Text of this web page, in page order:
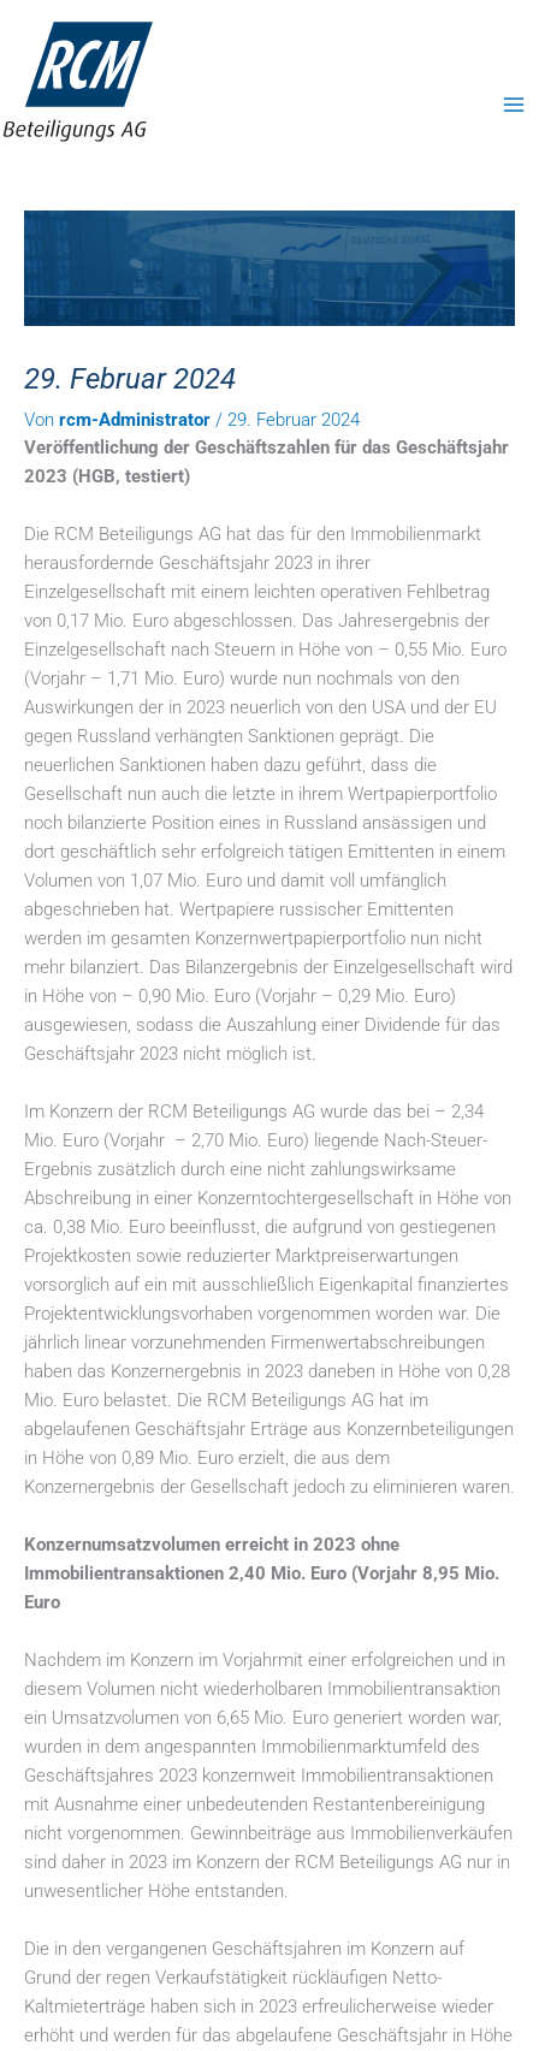
springen
29. Februar 2024
Von rcm-Administrator / 29. Februar 2024
Veröffentlichung der Geschäftszahlen für das Geschäftsjahr
2023 (HGB, testiert)
Die RCM Beteiligungs AG hat das für den Immobilienmarkt
herausfordernde Geschäftsjahr 2023 in ihrer
Einzelgesellschaft mit einem leichten operativen Fehlbetrag
von 0,17 Mio. Euro abgeschlossen. Das Jahresergebnis der
Einzelgesellschaft nach Steuern in Höhe von – 0,55 Mio. Euro
(Vorjahr – 1,71 Mio. Euro) wurde nun nochmals von den
Auswirkungen der in 2023 neuerlich von den USA und der EU
gegen Russland verhängten Sanktionen geprägt. Die
neuerlichen Sanktionen haben dazu geführt, dass die
Gesellschaft nun auch die letzte in ihrem Wertpapierportfolio
noch bilanzierte Position eines in Russland ansässigen und
dort geschäftlich sehr erfolgreich tätigen Emittenten in einem
Volumen von 1,07 Mio. Euro und damit voll umfänglich
abgeschrieben hat. Wertpapiere russischer Emittenten
werden im gesamten Konzernwertpapierportfolio nun nicht
mehr bilanziert. Das Bilanzergebnis der Einzelgesellschaft wird
in Höhe von – 0,90 Mio. Euro (Vorjahr – 0,29 Mio. Euro)
ausgewiesen, sodass die Auszahlung einer Dividende für das
Geschäftsjahr 2023 nicht möglich ist.
Im Konzern der RCM Beteiligungs AG wurde das bei – 2,34
Mio. Euro (Vorjahr – 2,70 Mio. Euro) liegende Nach-Steuer-
Ergebnis zusätzlich durch eine nicht zahlungswirksame
Abschreibung in einer Konzerntochtergesellschaft in Höhe von
ca. 0,38 Mio. Euro beeinflusst, die aufgrund von gestiegenen
Projektkosten sowie reduzierter Marktpreiserwartungen
vorsorglich auf ein mit ausschließlich Eigenkapital finanziertes
Projektentwicklungsvorhaben vorgenommen worden war. Die
jährlich linear vorzunehmenden Firmenwertabschreibungen
haben das Konzernergebnis in 2023 daneben in Höhe von 0,28
Mio. Euro belastet. Die RCM Beteiligungs AG hat im
abgelaufenen Geschäftsjahr Erträge aus Konzernbeteiligungen
in Höhe von 0,89 Mio. Euro erzielt, die aus dem
Konzernergebnis der Gesellschaft jedoch zu eliminieren waren.
Konzernumsatzvolumen erreicht in 2023 ohne
Immobilientransaktionen 2,40 Mio. Euro (Vorjahr 8,95 Mio.
Euro
Nachdem im Konzern im Vorjahrmit einer erfolgreichen und in
diesem Volumen nicht wiederholbaren Immobilientransaktion
ein Umsatzvolumen von 6,65 Mio. Euro generiert worden war,
wurden in dem angespannten Immobilienmarktumfeld des
Geschäftsjahres 2023 konzernweit Immobilientransaktionen
mit Ausnahme einer unbedeutenden Restantenbereinigung
nicht vorgenommen. Gewinnbeiträge aus Immobilienverkäufen
sind daher in 2023 im Konzern der RCM Beteiligungs AG nur in
unwesentlicher Höhe entstanden.
Die in den vergangenen Geschäftsjahren im Konzern auf
Grund der regen Verkaufstätigkeit rückläufigen Netto-
Kaltmieterträge haben sich in 2023 erfreulicherweise wieder
erhöht und werden für das abgelaufene Geschäftsjahr in Höhe